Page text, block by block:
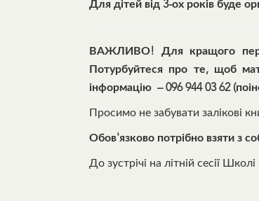
Для дітей від 3-ох років буде
ВАЖЛИВО! Для кращого
Потурбуйтеся про те, щоб
інформацію – 096 944 03 62
Просимо не забувати залікові
Обов'язково потрібно взяти з
До зустрічі на літній сесії Школі